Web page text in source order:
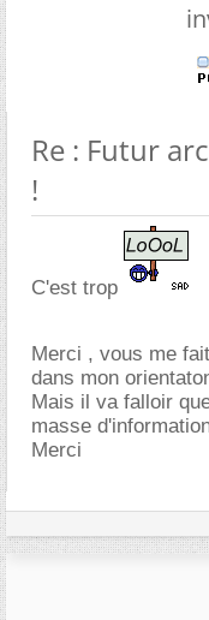
Re : Futur
!
C'est trop
Merci , vous me
dans mon
Mais il va falloir
masse
Merci